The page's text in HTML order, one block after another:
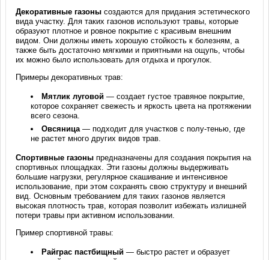
Декоративные газоны создаются для придания эстетического
вида участку. Для таких газонов используют травы, которые
образуют плотное и ровное покрытие с красивым внешним
видом. Они должны иметь хорошую стойкость к болезням, а
также быть достаточно мягкими и приятными на ощупь, чтобы
их можно было использовать для отдыха и прогулок.
Примеры декоративных трав:
Мятлик луговой — создает густое травяное покрытие,
которое сохраняет свежесть и яркость цвета на протяжении
всего сезона.
Овсяница— подходит для участков с полу-тенью, где
не растет много других видов трав.
Спортивные газоны предназначены для создания покрытия на
спортивных площадках. Эти газоны должны выдерживать
большие нагрузки, регулярное скашивание и интенсивное
использование, при этом сохранять свою структуру и внешний
вид. Основным требованием для таких газонов является
высокая плотность трав, которая позволит избежать излишней
потери травы при активном использовании.
Пример спортивной травы:
Райграс пастбищный — быстро растет и образует